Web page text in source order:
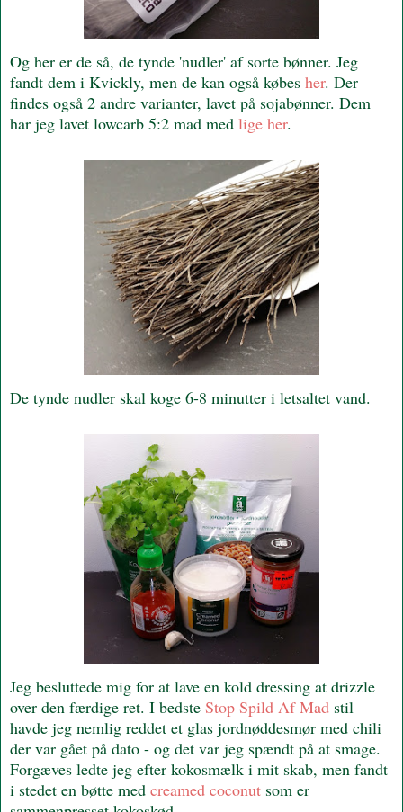
Og her er de så, de tynde 'nudler' af sorte bønner. Jeg
fandt dem i Kvickly, men de kan også købes her. Der
findes også 2 andre varianter, lavet på sojabønner. Dem
har jeg lavet lowcarb 5:2 mad med lige her.
De tynde nudler skal koge 6-8 minutter i letsaltet vand.
Jeg besluttede mig for at lave en kold dressing at drizzle
over den færdige ret. I bedste Stop Spild Af Mad stil
havde jeg nemlig reddet et glas jordnøddesmør med chili
der var gået på dato - og det var jeg spændt på at smage.
Forgæves ledte jeg efter kokosmælk i mit skab, men fandt
i stedet en bøtte med creamed coconut som er